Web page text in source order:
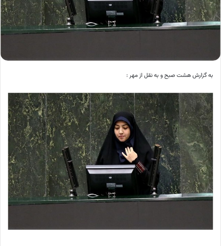
به گزارش هشت صبح و به نقل از مهر :